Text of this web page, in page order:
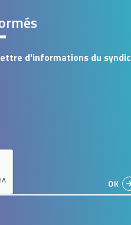
d'informations du